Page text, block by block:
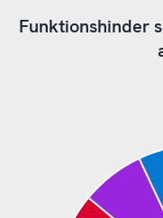
Funktionshinder